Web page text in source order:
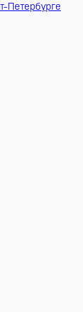
Петербурге